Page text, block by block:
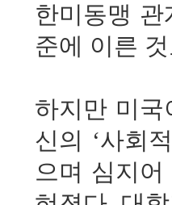
한미동맹
준에 이른
하지만 미
신의 ‘사회
으며 심지